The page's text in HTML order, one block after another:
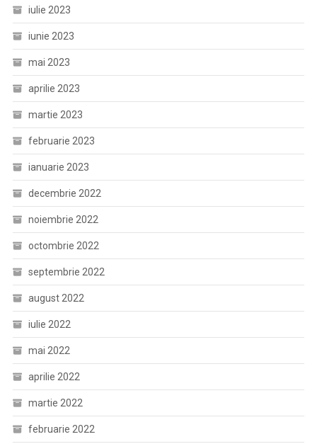
iulie 2023
iunie 2023
mai 2023
aprilie 2023
martie 2023
februarie 2023
ianuarie 2023
decembrie 2022
noiembrie 2022
octombrie 2022
septembrie 2022
august 2022
iulie 2022
mai 2022
aprilie 2022
martie 2022
februarie 2022